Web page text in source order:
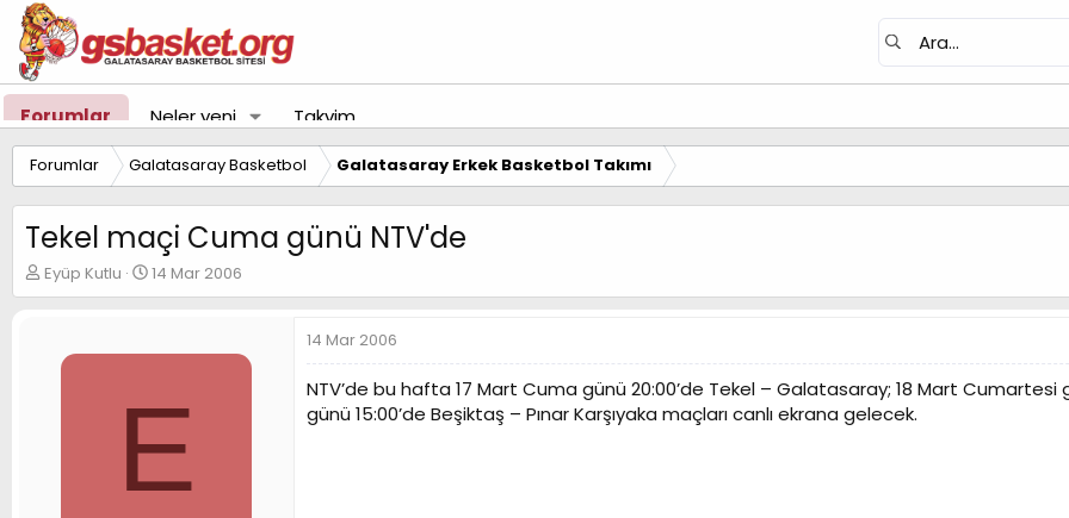
Forumlar Neler yeni Takvim
Forumlar Galatasaray Basketbol Galatasaray Erkek Basketbol Takımı
Tekel maçi Cuma günü NTV'de
K
o
Eyüp Kutlu
B
a
a
ı
ç
a
14 Mar 2006
E
14 Mar 2006
NTV’de bu hafta 17 Mart Cuma günü 20:00’de Tekel – Galatasaray; 18 Mart Cumartesi
günü 15:00’de Beşiktaş – Pınar Karşıyaka maçları canlı ekrana gelecek.